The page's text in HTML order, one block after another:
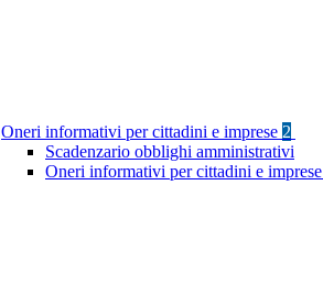
Oneri informativi per cittadini e imprese 2
Scadenzario obblighi amministrativi
Oneri informativi per cittadini e imprese